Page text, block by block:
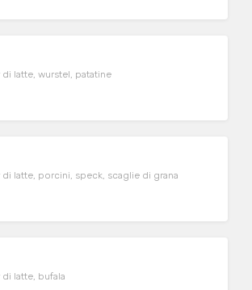
latte, wurstel, patatine
latte, porcini, speck, scaglie di grana
latte, bufala